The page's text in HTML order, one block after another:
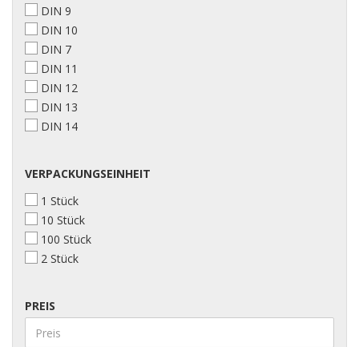
DIN 9
DIN 10
DIN 7
DIN 11
DIN 12
DIN 13
DIN 14
VERPACKUNGSEINHEIT
1 Stück
10 Stück
100 Stück
2 Stück
PREIS